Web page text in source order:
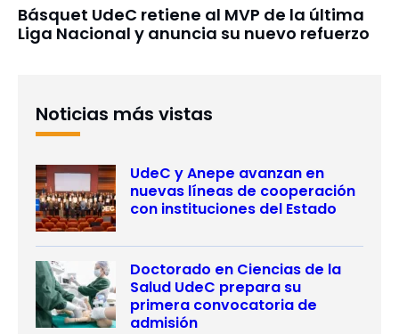
Básquet UdeC retiene al MVP de la última
Liga Nacional y anuncia su nuevo refuerzo
Noticias más vistas
UdeC y Anepe avanzan en
nuevas líneas de cooperación
con instituciones del Estado
Doctorado en Ciencias de la
Salud UdeC prepara su
primera convocatoria de
admisión